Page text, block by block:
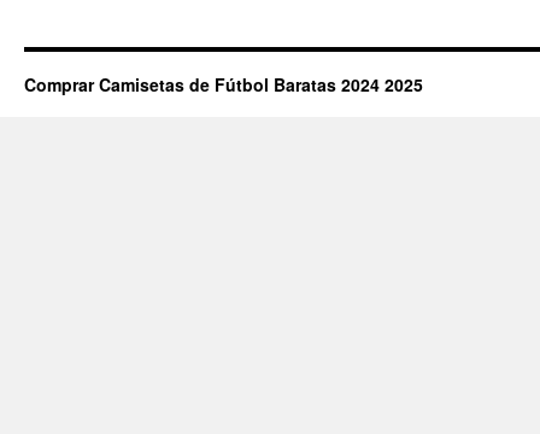
Comprar Camisetas de Fútbol Baratas 2024 2025